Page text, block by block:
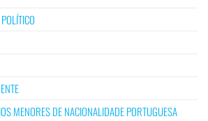
MENORES DE NACIONALIDADE PORTUGUESA